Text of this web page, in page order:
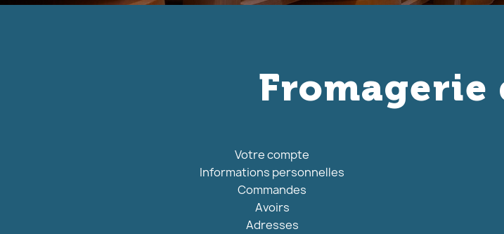
Fromagerie
Votre compte
Informations personnelles
Commandes
Avoirs
Adresses